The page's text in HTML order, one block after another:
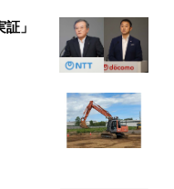
」